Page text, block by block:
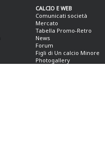
CALCIO E WEB
Comunicati società
Mercato
Tabella Promo-Retro
News
Forum
Figli di Un calcio Minore
Photogallery